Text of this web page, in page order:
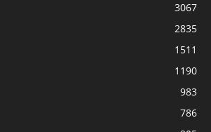
3067
2835
1511
1190
983
786